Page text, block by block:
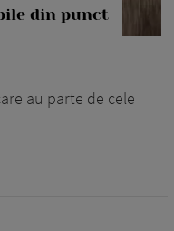
din punct
au parte de cele